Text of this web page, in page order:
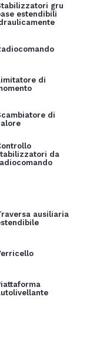
gru
estendibili
di
di
da
ausiliaria